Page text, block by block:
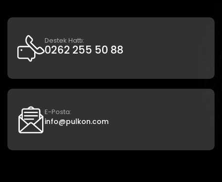
Destek Hattı:
0262 255 50 88
E-Posta:
info@pulkon.com